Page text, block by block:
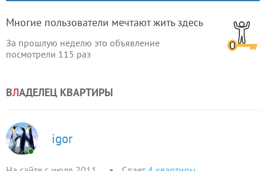
Многие пользователи мечтают жить здесь
За прошлую неделю это объявление
посмотрели 115 раз
ВЛАДЕЛЕЦ КВАРТИРЫ
igor